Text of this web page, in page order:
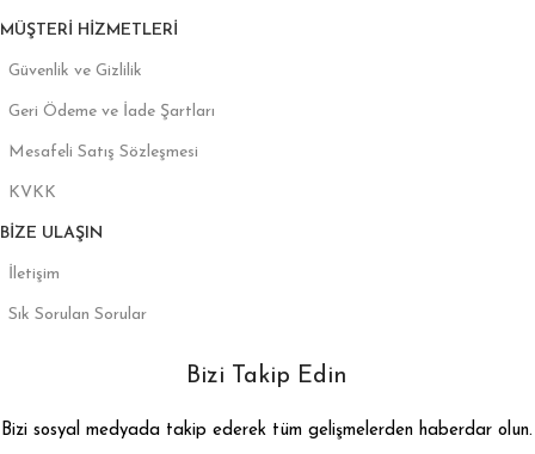
MÜŞTERI HIZMETLERI
Güvenlik ve Gizlilik
Geri Ödeme ve İade Şartları
Mesafeli Satış Sözleşmesi
KVKK
BIZE ULAŞIN
İletişim
Sık Sorulan Sorular
Bizi Takip Edin
Bizi sosyal medyada takip ederek tüm gelişmelerden haberdar olun.